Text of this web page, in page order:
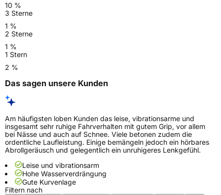
10 %
3 Sterne
1 %
2 Sterne
1 %
1 Stern
2 %
Das sagen unsere Kunden
Am häufigsten loben Kunden das leise, vibrationsarme und
insgesamt sehr ruhige Fahrverhalten mit gutem Grip, vor allem
bei Nässe und auch auf Schnee. Viele betonen zudem die
ordentliche Laufleistung. Einige bemängeln jedoch ein hörbares
Abrollgeräusch und gelegentlich ein unruhigeres Lenkgefühl.
Leise und vibrationsarm
Hohe Wasserverdrängung
Gute Kurvenlage
Filtern nach